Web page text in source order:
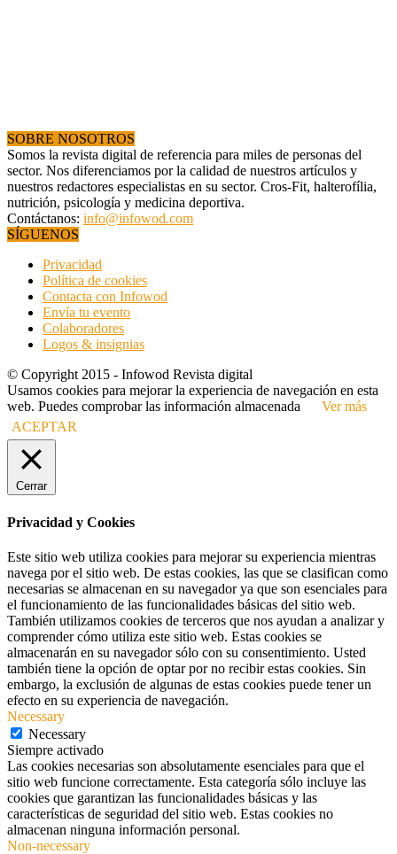
SOBRE NOSOTROS
Somos la revista digital de referencia para miles de personas del
sector. Nos diferenciamos por la calidad de nuestros artículos y
nuestros redactores especialistas en su sector. Cros-Fit, halterofília,
nutrición, psicología y medicina deportiva.
Contáctanos: info@infowod.com
SÍGUENOS
Privacidad
Política de cookies
Contacta con Infowod
Envía tu evento
Colaboradores
Logos & insignias
© Copyright 2015 - Infowod Revista digital
Usamos cookies para mejorar la experiencia de navegación en esta
web. Puedes comprobar las información almacenada
Ver más
ACEPTAR
Cerrar
Privacidad y Cookies
Este sitio web utiliza cookies para mejorar su experiencia mientras
navega por el sitio web. De estas cookies, las que se clasifican como
necesarias se almacenan en su navegador ya que son esenciales para
el funcionamiento de las funcionalidades básicas del sitio web.
También utilizamos cookies de terceros que nos ayudan a analizar y
comprender cómo utiliza este sitio web. Estas cookies se
almacenarán en su navegador sólo con su consentimiento. Usted
también tiene la opción de optar por no recibir estas cookies. Sin
embargo, la exclusión de algunas de estas cookies puede tener un
efecto en su experiencia de navegación.
Necessary
Necessary
Siempre activado
Las cookies necesarias son absolutamente esenciales para que el
sitio web funcione correctamente. Esta categoría sólo incluye las
cookies que garantizan las funcionalidades básicas y las
características de seguridad del sitio web. Estas cookies no
almacenan ninguna información personal.
Non-necessary